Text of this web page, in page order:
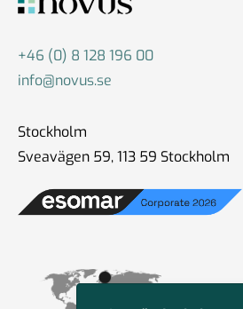
+46 (0) 8 128 196 00
info@novus.se
Stockholm
Sveavägen 59, 113 59 Stockholm